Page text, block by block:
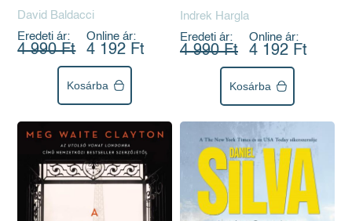
David Baldacci
Eredeti ár:
4 990 Ft
Online ár:
4 192 Ft
Kosárba
Indrek Hargla
Eredeti ár:
4 990 Ft
Online ár:
4 192 Ft
Kosárba